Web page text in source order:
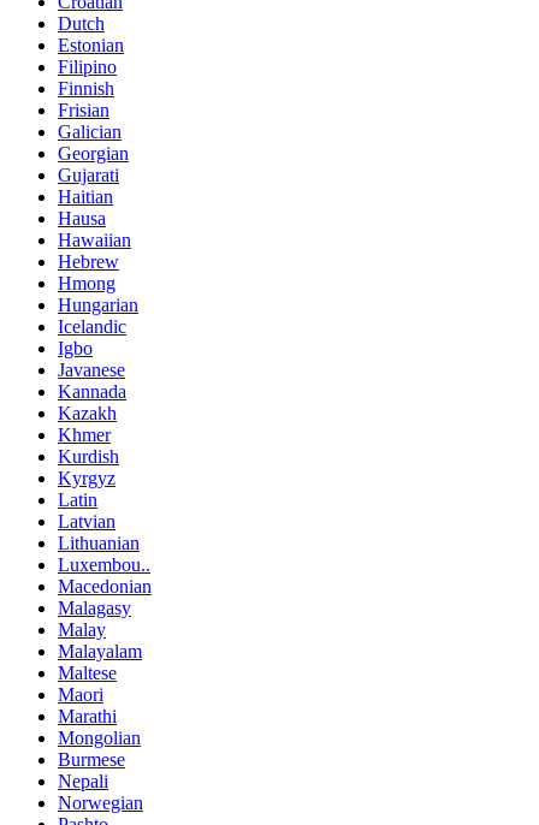
Dutch
Estonian
Filipino
Finnish
Frisian
Galician
Georgian
Gujarati
Haitian
Hausa
Hawaiian
Hebrew
Hmong
Hungarian
Icelandic
Igbo
Javanese
Kannada
Kazakh
Khmer
Kurdish
Kyrgyz
Latin
Latvian
Lithuanian
Luxembou..
Macedonian
Malagasy
Malay
Malayalam
Maltese
Maori
Marathi
Mongolian
Burmese
Nepali
Norwegian